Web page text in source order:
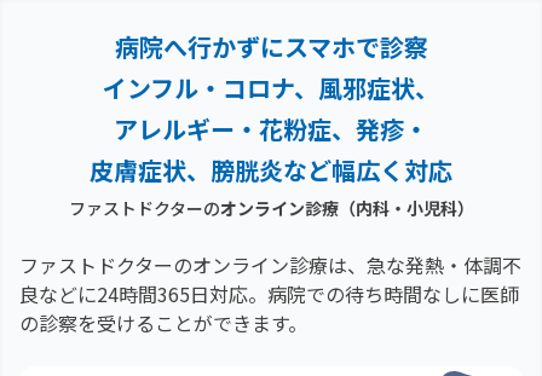
病院へ行かずにスマホで診察
インフル・コロナ、風邪症状、
アレルギー・花粉症、 発疹・
皮膚症状、膀胱炎など幅広く対応
ファストドクターのオンライン診療（内科・小児科）
ファストドクターのオンライン診療は、急な発熱・体調不
良などに24時間365日対応。 病院での待ち時間なしに医師
の診察を受けることができます。